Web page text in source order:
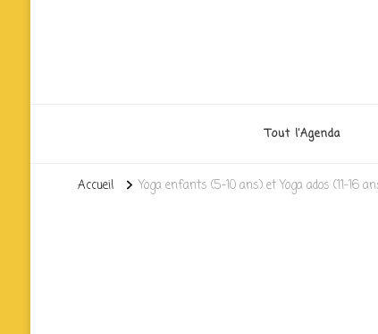
Tout l’Agenda
Accueil Yoga enfants (5-10 ans) et Yoga ados (11-16